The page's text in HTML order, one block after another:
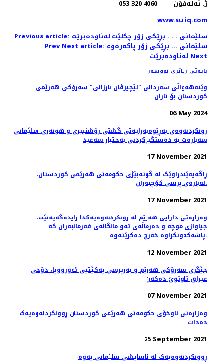
ژ. ته‌له‌فۆن 4060 320 053
www.suliq.com
Previous article: سلێمانی . . . بڕێكی زۆر چكلێت له‌ناوده‌برێت
PrevNext article: سلێمانی ... بڕێكی زۆر پاكه‌ره‌وه‌
له‌ناوده‌برێتNext
بابەتی زیاتری نووسەر
وێنه‌هه‌واڵی سه‌ردانی "نێچیرڤان بارزانی" سەرۆکی هەرێمی
کوردستان بۆ تاران
06 May 2024
رونکردنەوەی بەڕێوەبەرایەتی گشتی رۆشنبیری و هونەری سلێمانی
سەبارەت بە دەستگیرکردنی بەختیار سەعید
17 November 2021
ڕاگەیەێندراوێک لە گوتەبێژی حکومەتی ھەرێمی کوردستان،
لەبارەی پرسی کۆچبەران.
17 November 2021
وەزارەتی دارایی هەرێم لە رونکردنەوەیەکدا رایدەگەیەنێت،
جیاوازی موچە و دەرماڵەی ئەو مانگانەی فەرمانبەران کە
پاشەکەوتکراوە خەرج دەکرێتەوە.
12 November 2021
جێگری سەرۆکی هەرێم و بەرپرسی یەکێتیی ئەورووپا، دۆخى
عيراق تاوتوێ ده‌كه‌ن
07 November 2021
وەزارەتی ناوخۆی حکومەتی هەرێمی کوردستان ڕوونکردنەوەیەک
دەدات
25 September 2021
ڕوونکردنەوەیەک لە ئاسایشی سلێمانی یەوە